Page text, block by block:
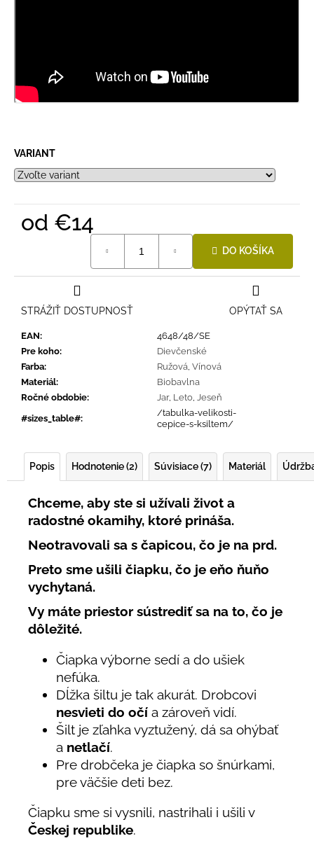
VARIANT
od €14
DO KOŠÍKA
EAN:
4648/48/SE
Pre koho:
Dievčenské
Farba: Ružová Vínová
Materiál:
Biobavlna
Ročné obdobie: Jar, Leto Jeseň
#sizes_table#:
/tabulka-velikosti-
cepice-s-ksiltem/
OPÝTAŤ SA
STRÁŽIŤ DOSTUPNOSŤ
Popis Hodnotenie (2) Súvisiace (7) Materiál
Chceme, aby ste si užívali život a
radostné okamihy, ktoré prináša.
Neotravovali sa s čapicou, čo je na prd.
Preto sme ušili čiapku, čo je eňo ňuňo
vychytaná.
Vy máte priestor sústrediť sa na to, čo je
dôležité.
Čiapka výborne sedí a do ušiek
nefúka.
Dĺžka šiltu je tak akurát. Drobcovi
nesvieti do očí a zároveň vidí.
Šilt je zľahka vyztužený, dá sa ohýbať
a netlačí.
Pre drobčeka je čiapka so šnúrkami,
pre väčšie deti bez.
Čiapku sme si vysnili, nastrihali i ušili v
Českej republike.